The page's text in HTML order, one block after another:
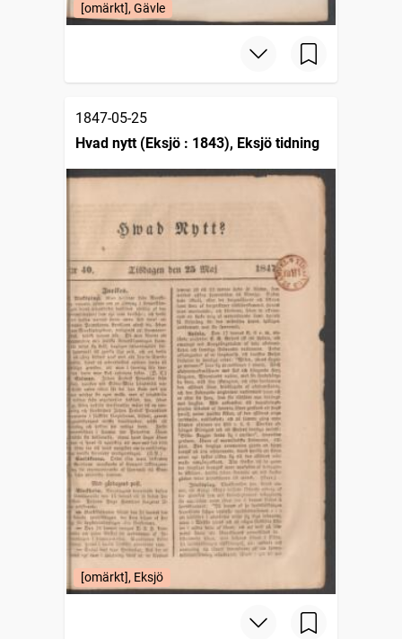
[omärkt], Gävle
1847-05-25
Hvad nytt (Eksjö : 1843), Eksjö tidning
[omärkt], Eksjö